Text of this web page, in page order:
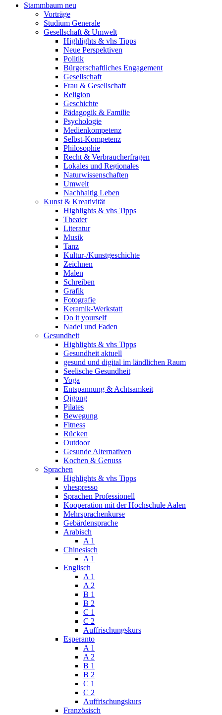
Stammbaum neu
Vorträge
Studium Generale
Gesellschaft & Umwelt
Highlights & vhs Tipps
Neue Perspektiven
Politik
Bürgerschaftliches Engagement
Gesellschaft
Frau & Gesellschaft
Religion
Geschichte
Pädagogik & Familie
Psychologie
Medienkompetenz
Selbst-Kompetenz
Philosophie
Recht & Verbraucherfragen
Lokales und Regionales
Naturwissenschaften
Umwelt
Nachhaltig Leben
Kunst & Kreativität
Highlights & vhs Tipps
Theater
Literatur
Musik
Tanz
Kultur-/Kunstgeschichte
Zeichnen
Malen
Schreiben
Grafik
Fotografie
Keramik-Werkstatt
Do it yourself
Nadel und Faden
Gesundheit
Highlights & vhs Tipps
Gesundheit aktuell
gesund und digital im ländlichen Raum
Seelische Gesundheit
Yoga
Entspannung & Achtsamkeit
Qigong
Pilates
Bewegung
Fitness
Rücken
Outdoor
Gesunde Alternativen
Kochen & Genuss
Sprachen
Highlights & vhs Tipps
vhespresso
Sprachen Professionell
Kooperation mit der Hochschule Aalen
Mehrsprachenkurse
Gebärdensprache
Arabisch
A 1
Chinesisch
A 1
Englisch
A 1
A 2
B 1
B 2
C 1
C 2
Auffrischungskurs
Esperanto
A 1
A 2
B 1
B 2
C 1
C 2
Auffrischungskurs
Französisch